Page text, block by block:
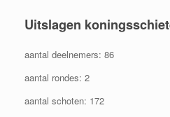
Uitslagen
aantal deelnemers: 86
aantal rondes: 2
aantal schoten: 172